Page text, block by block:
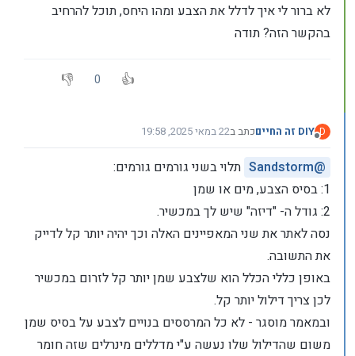
לא ברור לי איך לדלל את הצבע ומהו היחס, תוכל להרחיב
בהקשר הזה? תודה
0
D
מנותק
DIY זה החיים כתב ב22 במאי 2025, 19:58
נערך לאחרונה על ידי
@
Sandstorm תלוי בשני גורמים גורמים:
1: בסיס הצבע, מים או שמן
2: גודל ה- "דיזה" שיש לך במכשיר.
נסה לאתר את שני המאפיינים האלה וכך יהיה יותר קל לדייק
את התשובה.
באופן כללי הכלל הוא שלצבע שמן יותר קל לזרום במכשיר
לכן צריך דילול יותר קל.
ובמאמר מוסגר - לא כל המרססים בנויים לצבע על בסיס שמן
משום שהדילול שלו נעשה ע"י מדללים מינרלים שזה חומר